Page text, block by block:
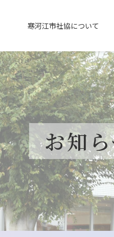
寒河江市社協について
お知